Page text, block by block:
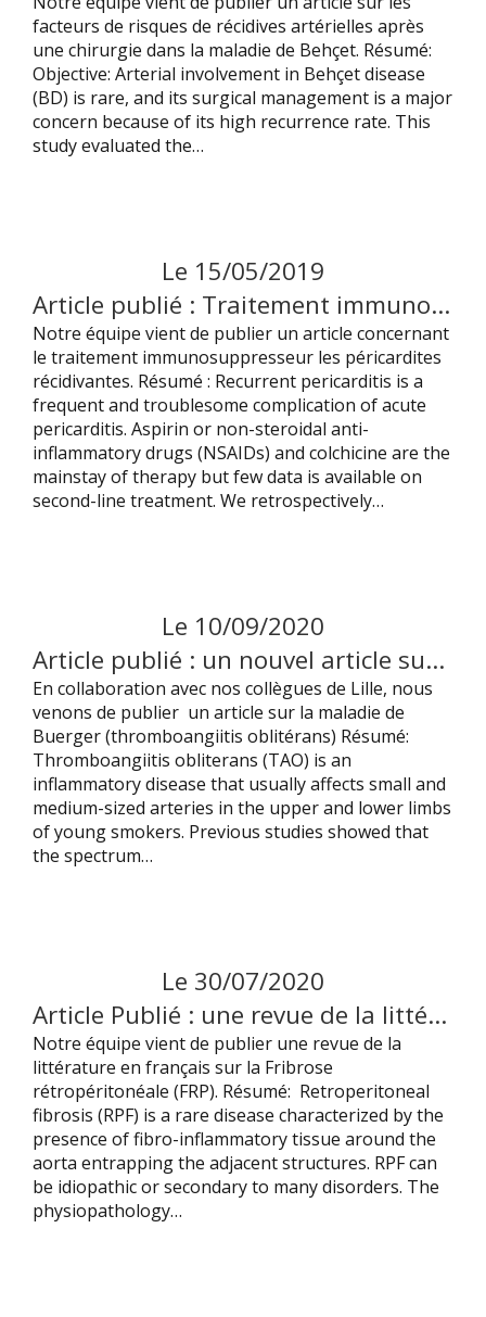
facteurs de risques de récidives artérielles après
une chirurgie dans la maladie de Behçet. Résumé:
Objective: Arterial involvement in Behçet disease
(BD) is rare, and its surgical management is a major
concern because of its high recurrence rate. This
study evaluated the…
Le 15/05/2019
Article publié : Traitement immunosuppresseur dans les péricardites récidivantes
Notre équipe vient de publier un article concernant
le traitement immunosuppresseur les péricardites
récidivantes. Résumé : Recurrent pericarditis is a
frequent and troublesome complication of acute
pericarditis. Aspirin or non-steroidal anti-
inflammatory drugs (NSAIDs) and colchicine are the
mainstay of therapy but few data is available on
second-line treatment. We retrospectively…
Le 10/09/2020
Article publié : un nouvel article sur la maladie de Buerger vient d’être publié
En collaboration avec nos collègues de Lille, nous
venons de publier un article sur la maladie de
Buerger (thromboangiitis oblitérans) Résumé:
Thromboangiitis obliterans (TAO) is an
inflammatory disease that usually affects small and
medium-sized arteries in the upper and lower limbs
of young smokers. Previous studies showed that
the spectrum…
Le 30/07/2020
Article Publié : une revue de la littérature sur la Fibrose Rétro Péritonéale (en francais)
Notre équipe vient de publier une revue de la
littérature en français sur la Fribrose
rétropéritonéale (FRP). Résumé: Retroperitoneal
fibrosis (RPF) is a rare disease characterized by the
presence of fibro-inflammatory tissue around the
aorta entrapping the adjacent structures. RPF can
be idiopathic or secondary to many disorders. The
physiopathology…